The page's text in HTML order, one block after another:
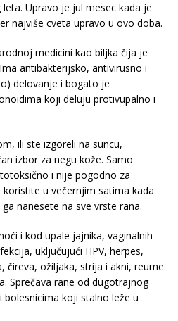
Upravo je jul mesec kada je
najviše cveta upravo u ovo doba.
medicini kao biljka čija je
antibakterijsko, antivirusno i
delovanje i bogato je
koji deluju protivupalno i
ili ste izgoreli na suncu,
izbor za negu kože. Samo
i nije pogodno za
u večernjim satima kada
nanesete na sve vrste rana.
i kod upale jajnika, vaginalnih
uključujući HPV, herpes,
čireva, ožiljaka, strija i akni, reume
Sprečava rane od dugotrajnog
koji stalno leže u